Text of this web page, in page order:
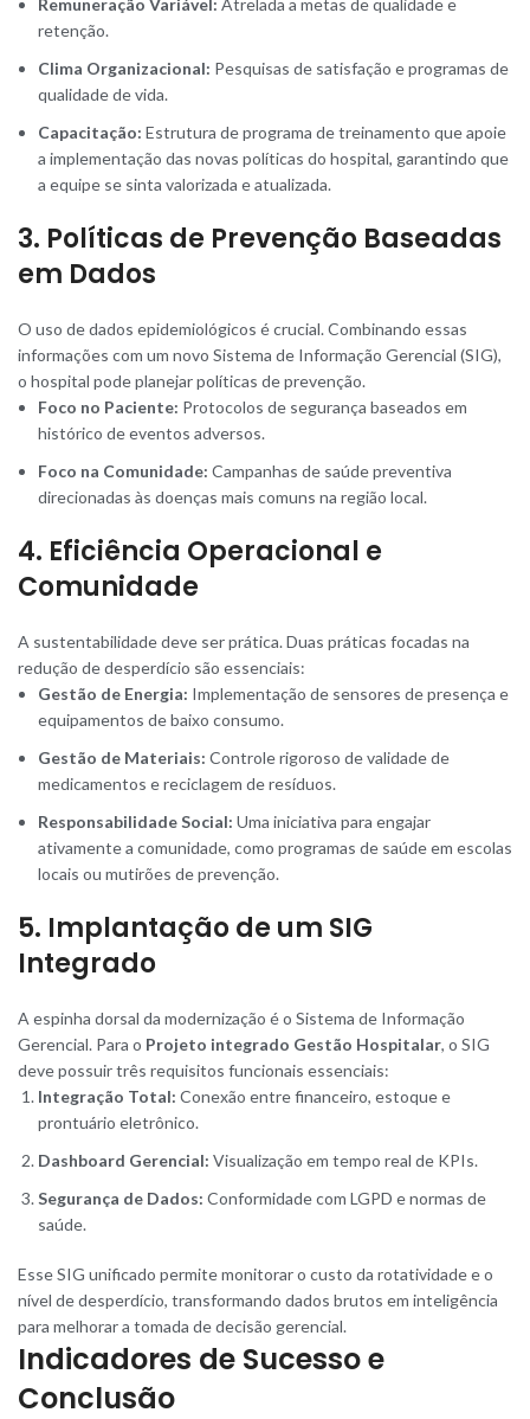
retenção.
Clima Organizacional: Pesquisas de satisfação e programas de
qualidade de vida.
Capacitação: Estrutura de programa de treinamento que apoie
a implementação das novas políticas do hospital, garantindo que
a equipe se sinta valorizada e atualizada.
3. Políticas de Prevenção Baseadas
em Dados
O uso de dados epidemiológicos é crucial. Combinando essas
informações com um novo Sistema de Informação Gerencial (SIG),
o hospital pode planejar políticas de prevenção.
Foco no Paciente: Protocolos de segurança baseados em
histórico de eventos adversos.
Foco na Comunidade: Campanhas de saúde preventiva
direcionadas às doenças mais comuns na região local.
4. Eficiência Operacional e
Comunidade
A sustentabilidade deve ser prática. Duas práticas focadas na
redução de desperdício são essenciais:
Gestão de Energia: Implementação de sensores de presença e
equipamentos de baixo consumo.
Gestão de Materiais: Controle rigoroso de validade de
medicamentos e reciclagem de resíduos.
Responsabilidade Social: Uma iniciativa para engajar
ativamente a comunidade, como programas de saúde em escolas
locais ou mutirões de prevenção.
5. Implantação de um SIG
Integrado
A espinha dorsal da modernização é o Sistema de Informação
Gerencial. Para o Projeto integrado Gestão Hospitalar, o SIG
deve possuir três requisitos funcionais essenciais:
Integração Total: Conexão entre financeiro, estoque e
prontuário eletrônico.
Dashboard Gerencial: Visualização em tempo real de KPIs.
Segurança de Dados: Conformidade com LGPD e normas de
saúde.
Esse SIG unificado permite monitorar o custo da rotatividade e o
nível de desperdício, transformando dados brutos em inteligência
para melhorar a tomada de decisão gerencial.
Indicadores de Sucesso e
Conclusão